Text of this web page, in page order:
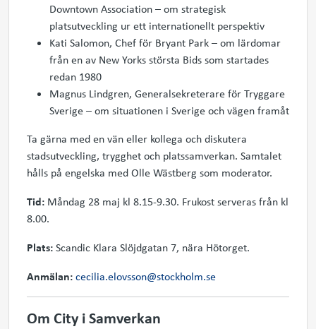
Downtown Association – om strategisk
platsutveckling ur ett internationellt perspektiv
Kati Salomon, Chef för Bryant Park – om lärdomar
från en av New Yorks största Bids som startades
redan 1980
Magnus Lindgren, Generalsekreterare för Tryggare
Sverige – om situationen i Sverige och vägen framåt
Ta gärna med en vän eller kollega och diskutera
stadsutveckling, trygghet och platssamverkan. Samtalet
hålls på engelska med Olle Wästberg som moderator.
Tid: Måndag 28 maj kl 8.15­-9.30. Frukost serveras från kl
8.00.
Plats:Scandic Klara Slöjdgatan 7, nära Hötorget.
Anmälan:cecilia.elovsson@stockholm.se
Om City i Samverkan